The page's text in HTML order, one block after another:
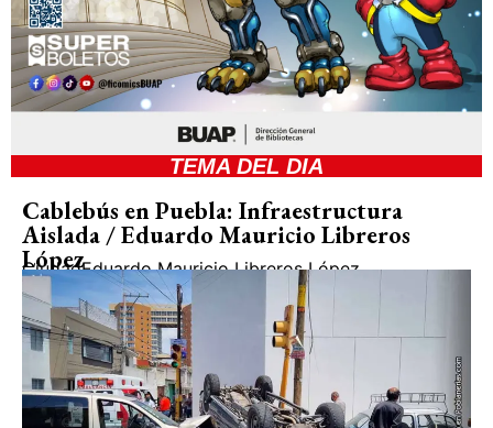
TEMA DEL DIA
Cablebús en Puebla: Infraestructura
Aislada / Eduardo Mauricio Libreros
López
CiudadEduardo Mauricio Libreros López